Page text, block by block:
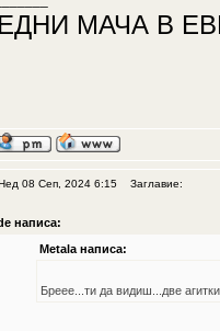
МАЧА В
08 Сеп, 2024 6:15 Заглавие:
написа:
Metala написа:
Бреее...ти да видиш...две